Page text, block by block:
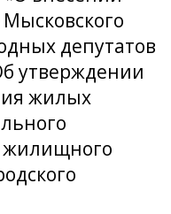
депутатов
утверждении
жилых
жилищного